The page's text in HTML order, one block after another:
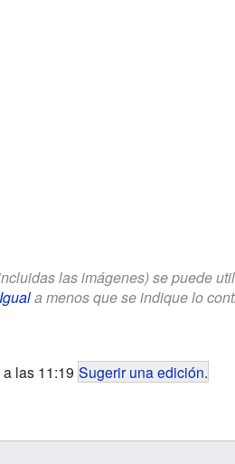
las imágenes) se puede
a menos que se indique lo
las 11:19 Sugerir una edición.